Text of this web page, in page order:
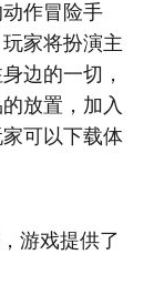
作冒险手
家将扮演主
边的一切，
放置，加入
可以下载体
游戏提供了